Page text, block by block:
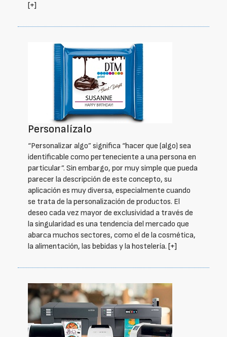
[+]
Personalízalo
“Personalizar algo” significa “hacer que (algo) sea
identificable como perteneciente a una persona en
particular”. Sin embargo, por muy simple que pueda
parecer la descripción de este concepto, su
aplicación es muy diversa, especialmente cuando
se trata de la personalización de productos. El
deseo cada vez mayor de exclusividad a través de
la singularidad es una tendencia del mercado que
abarca muchos sectores, como el de la cosmética,
la alimentación, las bebidas y la hostelería. [+]